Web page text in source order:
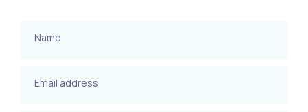
Name
Email address